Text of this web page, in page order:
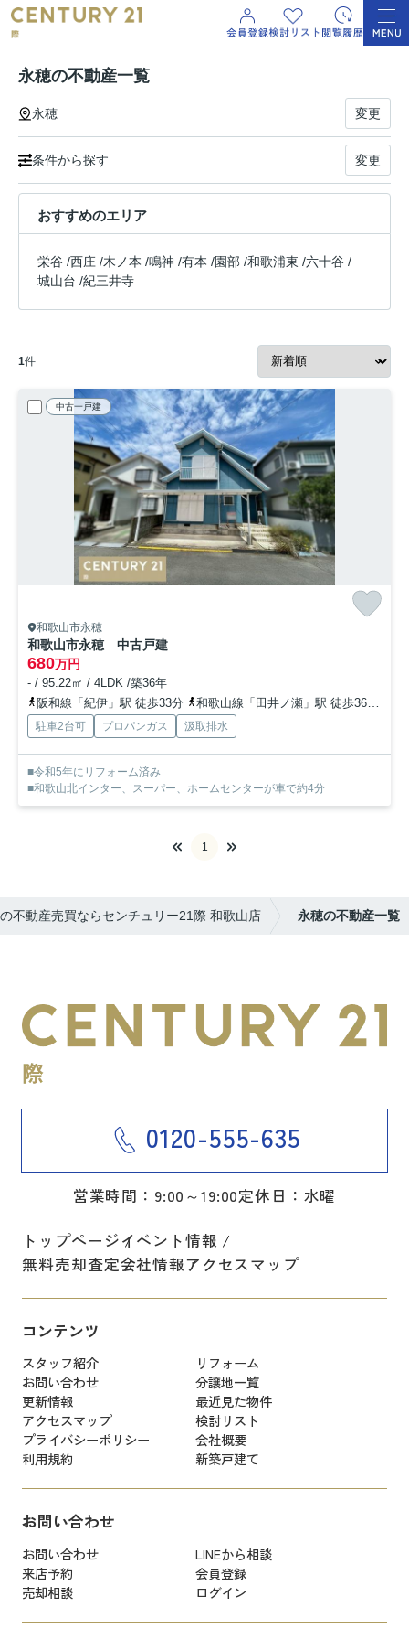
永穂の不動産一覧
永穂 変更
条件から探す 変更
おすすめのエリア
栄谷 /西庄 /木ノ本 /鳴神 /有本 /園部 /和歌浦東 /六十谷 /
城山台 /紀三井寺
1件
中古一戸建
和歌山市永穂
和歌山市永穂 中古戸建
680万円
- / 95.22㎡ / 4LDK /築36年
阪和線「紀伊」駅 徒歩33分
和歌山線「田井ノ瀬」駅 徒歩36分
駐車2台可 プロパンガス 汲取排水
■令和5年にリフォーム済み
■和歌山北インター、スーパー、ホームセンターが車で約4分
1
不動産売買ならセンチュリー21際 和歌山店 永穂の不動産一覧
0120-555-635
営業時間：9:00～19:00定休日：水曜
トップページイベント情報
無料売却査定会社情報アクセスマップ
コンテンツ
スタッフ紹介
リフォーム
お問い合わせ
分譲地一覧
更新情報
最近見た物件
アクセスマップ
検討リスト
プライバシーポリシー
会社概要
利用規約
新築戸建て
お問い合わせ
お問い合わせ
LINEから相談
来店予約
会員登録
売却相談
ログイン